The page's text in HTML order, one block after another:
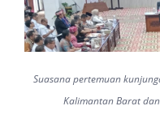
Suasana pertemuan
Kalimantan Barat